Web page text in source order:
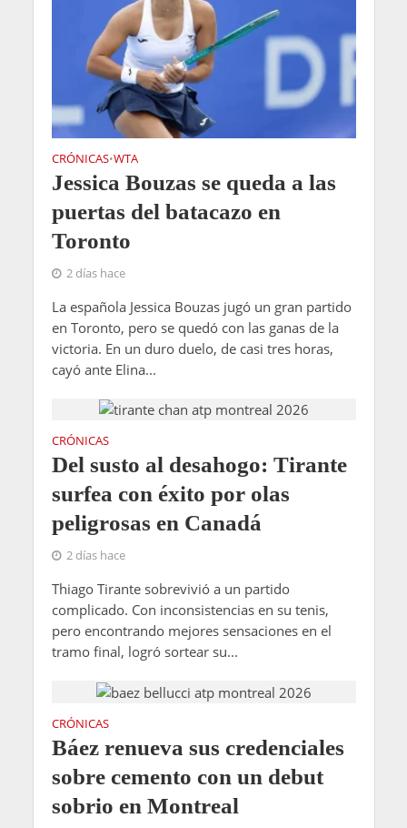
CRÓNICAS•WTA
Jessica Bouzas se queda a las
puertas del batacazo en
Toronto
2 días hace
La española Jessica Bouzas jugó un gran partido
en Toronto, pero se quedó con las ganas de la
victoria. En un duro duelo, de casi tres horas,
cayó ante Elina...
CRÓNICAS
Del susto al desahogo: Tirante
surfea con éxito por olas
peligrosas en Canadá
2 días hace
Thiago Tirante sobrevivió a un partido
complicado. Con inconsistencias en su tenis,
pero encontrando mejores sensaciones en el
tramo final, logró sortear su...
CRÓNICAS
Báez renueva sus credenciales
sobre cemento con un debut
sobrio en Montreal